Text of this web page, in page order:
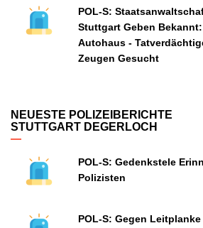
POL-S:
Stuttgart Geben
Autohaus -
Zeugen Gesucht
NEUESTE POLIZEIBERICHTE
STUTTGART DEGERLOCH
POL-S: Gedenkstele
Polizisten
POL-S: Gegen